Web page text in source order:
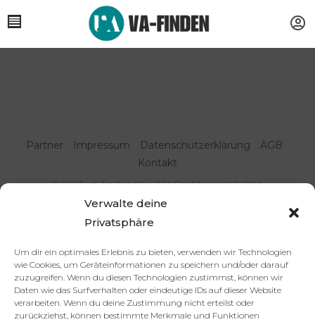
Verwalte deine
Privatsphäre
Um dir ein optimales Erlebnis zu bieten, verwenden wir Technologien
wie Cookies, um Geräteinformationen zu speichern und/oder darauf
zuzugreifen. Wenn du diesen Technologien zustimmst, können wir
Daten wie das Surfverhalten oder eindeutige IDs auf dieser Website
verarbeiten. Wenn du deine Zustimmung nicht erteilst oder
zurückziehst, können bestimmte Merkmale und Funktionen
© 2025 va-finden.de – Alle Rechte vorbehalten.
Partner Impressum Datenschutzerklärung
AGB
Kontakt
Virtuelle Assistenz & Freelancer
finden | VA Expert:innenportal